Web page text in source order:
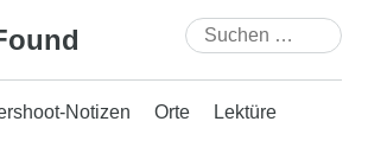
Suchen
nach:
Notizen Orte Lektüre